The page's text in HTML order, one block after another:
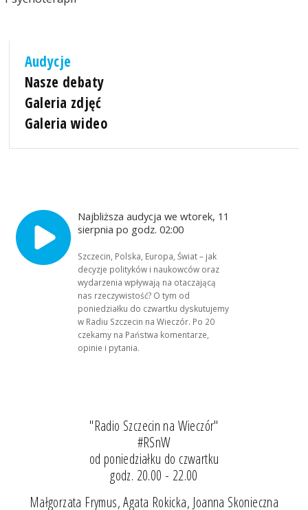
Audycje
Nasze debaty
Galeria zdjęć
Galeria wideo
Najbliższa audycja we wtorek, 11
sierpnia po godz. 02:00
Szczecin, Polska, Europa, Świat – jak
decyzje polityków i naukowców oraz
wydarzenia wpływają na otaczającą
nas rzeczywistość? O tym od
poniedziałku do czwartku dyskutujemy
w Radiu Szczecin na Wieczór. Po 20
czekamy na Państwa komentarze,
opinie i pytania.
"Radio Szczecin na Wieczór"
#RSnW
od poniedziałku do czwartku
godz. 20.00 - 22.00
Małgorzata Frymus, Agata Rokicka, Joanna Skonieczna